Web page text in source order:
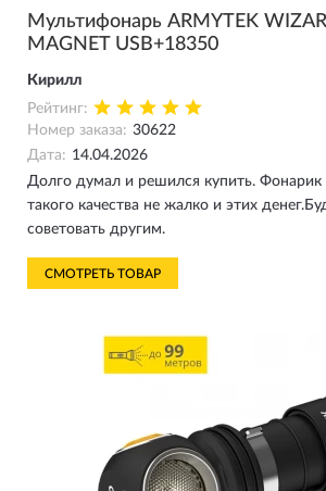
Мультифонарь ARMYTEK
MAGNET USB+18350
Кирилл
Рейтинг:
Номер заказа: 30622
Дата: 14.04.2026
Долго думал и решился купить. Фонарик
такого качества не жалко и этих
советовать другим.
СМОТРЕТЬ ТОВАР